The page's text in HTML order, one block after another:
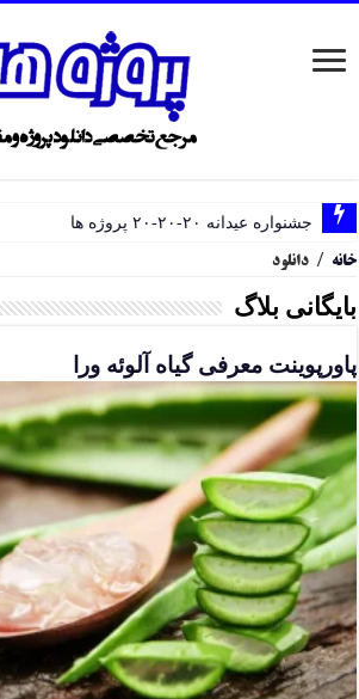
جشنواره عیدانه ۲۰-۲۰-۲۰ پروژه ها
خانه / دانلود
بایگانی بلاگ
پاورپوینت معرفی گیاه آلوئه ورا